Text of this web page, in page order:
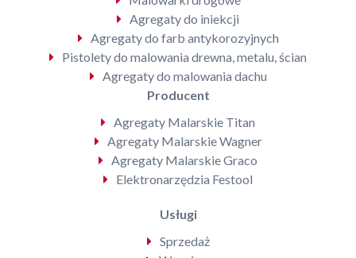
Agregaty do iniekcji
Agregaty do farb antykorozyjnych
Pistolety do malowania drewna, metalu, ścian
Agregaty do malowania dachu
Producent
Agregaty Malarskie Titan
Agregaty Malarskie Wagner
Agregaty Malarskie Graco
Elektronarzędzia Festool
Usługi
Sprzedaż